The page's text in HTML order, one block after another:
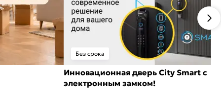
Без срока
Инновационная дверь City Smart с
электронным замком!